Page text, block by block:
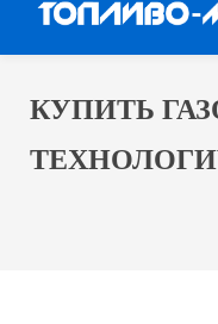
КУПИТЬ